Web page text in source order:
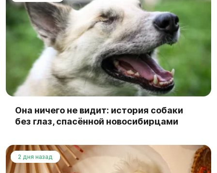
Она ничего не видит: история собаки
без глаз, спасённой новосибирцами
2 дня назад